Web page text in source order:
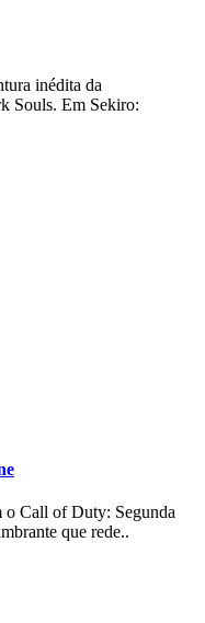
inédita da
Souls. Em Sekiro:
o Call of Duty: Segunda
que rede..